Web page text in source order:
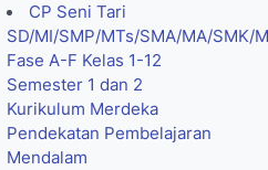
CP Seni Tari
SD/MI/SMP/MTs/SMA/MA/SMK/
Fase A-F Kelas 1-12
Semester 1 dan 2
Kurikulum Merdeka
Pendekatan Pembelajaran
Mendalam